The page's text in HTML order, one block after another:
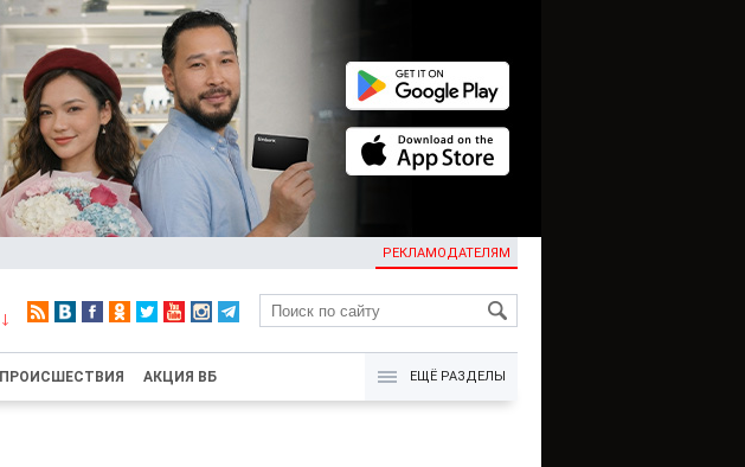
РЕКЛАМОДАТЕЛЯМ
KG
ПРОИСШЕСТВИЯ АКЦИЯ ВБ ЕЩЁ РАЗДЕЛЫ